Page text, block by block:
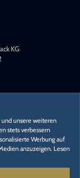
KG
unsere weiteren
stets verbessern
Werbung auf
anzuzeigen. Lesen